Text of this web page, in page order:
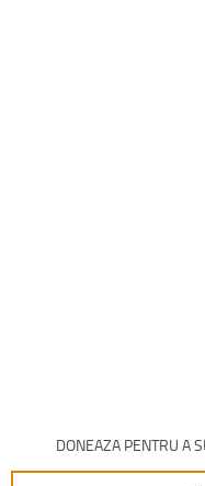
DONEAZA PENTRU A